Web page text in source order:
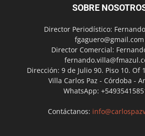
SOBRE
Director Periodístico:
fgaguero@gmail.com
Director Comercial:
Dirección: 9 de Julio 90. Piso 10. Of
Villa Carlos Paz - Córdoba -
WhatsApp:
Contáctanos: